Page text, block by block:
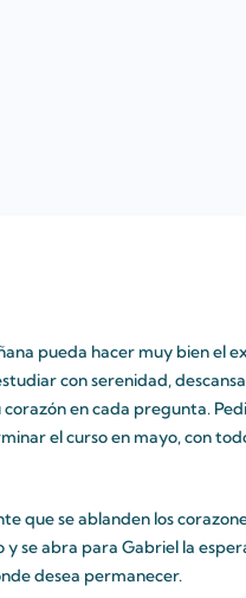
pueda hacer muy bien el
con serenidad,
en cada pregunta.
el curso en mayo, con
que se ablanden los
y se abra para Gabriel la
desea permanecer.